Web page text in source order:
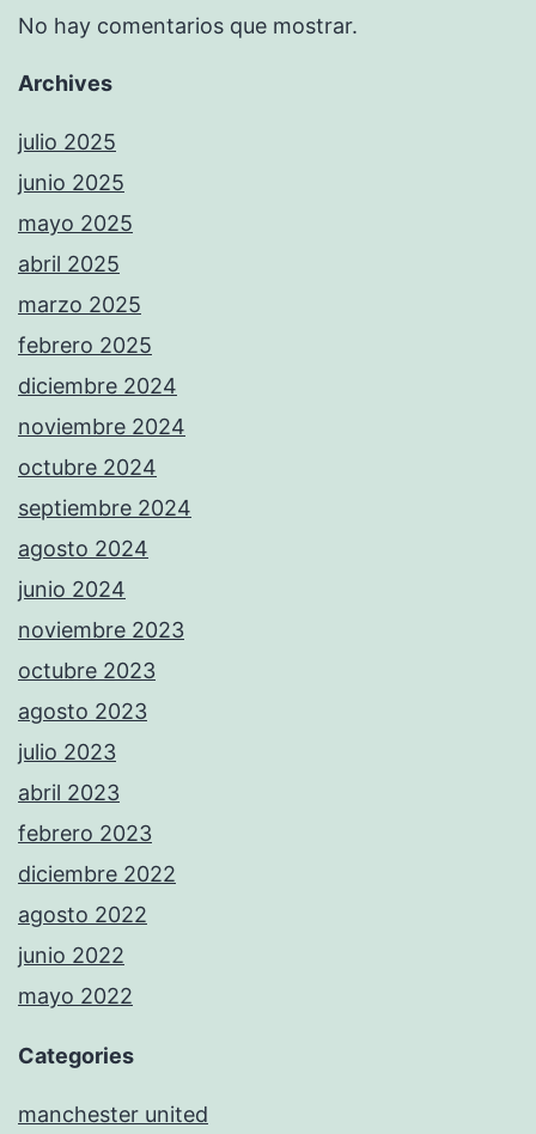
No hay comentarios que mostrar.
Archives
julio 2025
junio 2025
mayo 2025
abril 2025
marzo 2025
febrero 2025
diciembre 2024
noviembre 2024
octubre 2024
septiembre 2024
agosto 2024
junio 2024
noviembre 2023
octubre 2023
agosto 2023
julio 2023
abril 2023
febrero 2023
diciembre 2022
agosto 2022
junio 2022
mayo 2022
Categories
manchester united